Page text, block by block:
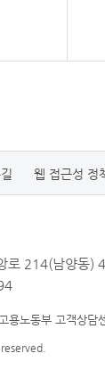
웹 접근성 정
로 214(남양동)
용노동부 고객상